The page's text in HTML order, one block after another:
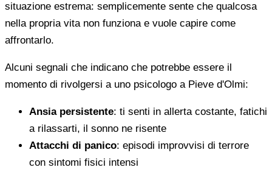
situazione estrema: semplicemente sente che qualcosa
nella propria vita non funziona e vuole capire come
affrontarlo.
Alcuni segnali che indicano che potrebbe essere il
momento di rivolgersi a uno psicologo a Pieve d'Olmi:
Ansia persistente: ti senti in allerta costante, fatichi
a rilassarti, il sonno ne risente
Attacchi di panico: episodi improvvisi di terrore
con sintomi fisici intensi